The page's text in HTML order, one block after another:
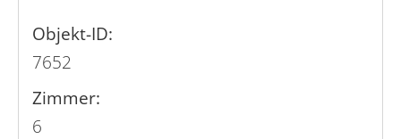
Objekt-ID:
7652
Zimmer:
6